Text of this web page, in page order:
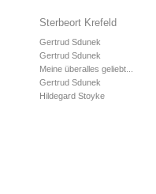
Sterbeort Krefeld
Gertrud Sdunek
Gertrud Sdunek
Meine überalles geliebt...
Gertrud Sdunek
Hildegard Stoyke